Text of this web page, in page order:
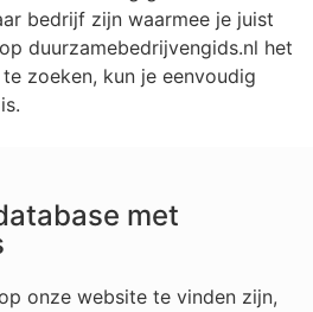
bedrijf zijn waarmee je juist
duurzamebedrijvengids.nl het
zoeken, kun je eenvoudig
met
onze website te vinden zijn,